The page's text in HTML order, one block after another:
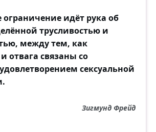
ограничение идёт рука об
трусливостью и
между тем, как
отвага связаны со
сексуальной
Зигмунд Фрейд